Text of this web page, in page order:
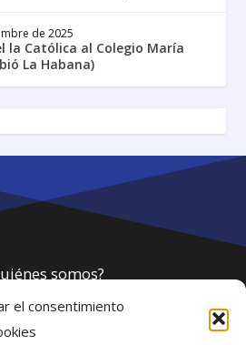
el consentimiento
de 2025
la Católica al Colegio María
La Habana)
somos?
de privacidad